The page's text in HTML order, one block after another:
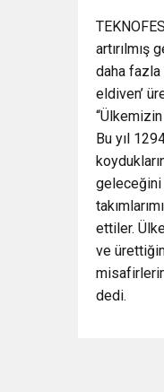
artırılmış
daha
eldiven’
Bu yıl
geleceğini
ettiler.
ve
dedi.